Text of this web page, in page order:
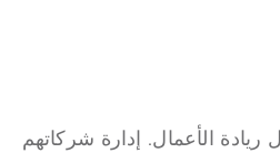
ريادة الأعمال. إدارة شركاتهم